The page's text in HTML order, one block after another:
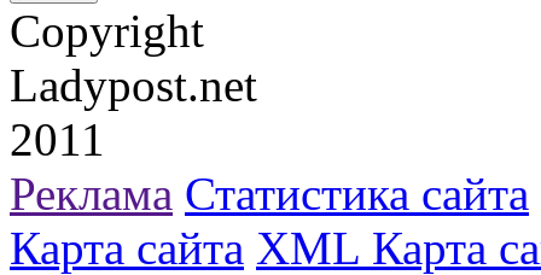
Copyright
Ladypost.net
2011
Реклама Статистика сайта
Карта сайта XML Карта